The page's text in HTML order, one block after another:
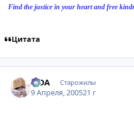
Find the justice in your heart and free
Цитата
SIDA Старожилы
9 Апреля, 200521 г